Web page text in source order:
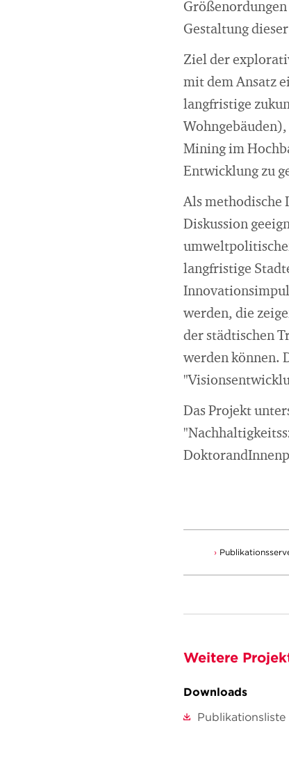
Gestaltung
Ziel der
mit dem Ansatz
langfristige
Mining im
Entwicklung zu
Als
Diskussion
langfristige
werden, die
der städtischen
werden können.
Das Projekt
Weitere
Downloads
Publikationsliste